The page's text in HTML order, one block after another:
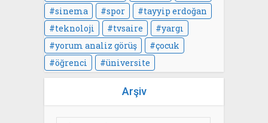
sinema
spor
tayyip erdoğan
teknoloji
tvsaire
yargı
yorum analiz görüş
çocuk
öğrenci
üniversite
Arşiv